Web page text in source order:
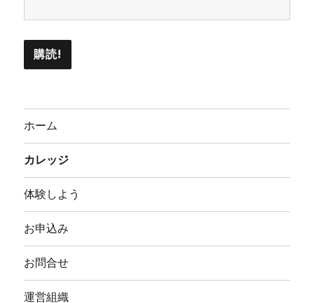
ホーム
カレッジ
体験しよう
お申込み
お問合せ
運営組織